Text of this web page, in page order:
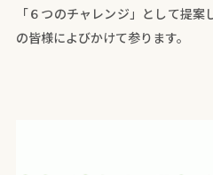
「６つのチャレンジ」として提
の皆様によびかけて参ります。